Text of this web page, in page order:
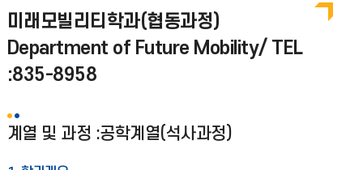
미래모빌리티학과(협동과정)
Department of Future Mobility/ TEL
:835-8958
계열 및 과정 :공학계열(석사과정)